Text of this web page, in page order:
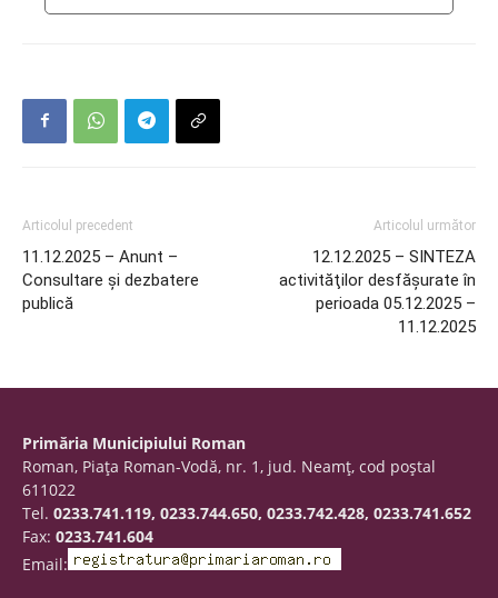
Articolul precedent
11.12.2025 – Anunt –
Consultare și dezbatere
publică
Articolul următor
12.12.2025 – SINTEZA
activităţilor desfăşurate în
perioada 05.12.2025 –
11.12.2025
Primăria Municipiului Roman
Roman, Piaţa Roman-Vodă, nr. 1, jud. Neamţ, cod poştal
611022
Tel. 0233.741.119, 0233.744.650, 0233.742.428, 0233.741.652
Fax: 0233.741.604
Email: